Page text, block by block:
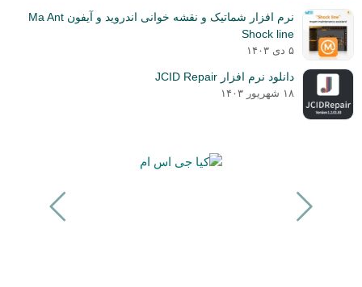
نرم افزار شماتیک و نقشه خوانی اندروید و آیفون Ma Ant
Shock line
۵ دی ۱۴۰۳
دانلود نرم افزار JCID Repair
۱۸ شهریور ۱۴۰۳